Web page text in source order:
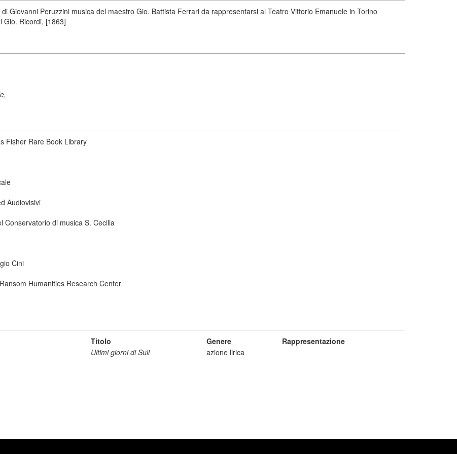
Giovanni Peruzzini musica del maestro Gio. Battista Ferrari da rappresentarsi al Teatro Vittorio Emanuele in Torino
Gio. Ricordi, [1863]
Fisher Rare Book Library
Audiovisivi
Conservatorio di musica S. Cecilia
Cini
Humanities Research Center
Titolo Genere
Rappresentazione
Ultimi giorni di Suli azione lirica